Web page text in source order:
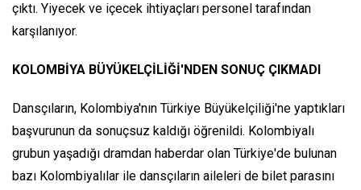
çıktı. Yiyecek ve içecek ihtiyaçları personel tarafından
karşılanıyor.
KOLOMBİYA BÜYÜKELÇİLİĞİ'NDEN SONUÇ ÇIKMADI
Dansçıların, Kolombiya'nın Türkiye Büyükelçiliği'ne yaptıkları
başvurunun da sonuçsuz kaldığı öğrenildi. Kolombiyalı
grubun yaşadığı dramdan haberdar olan Türkiye'de bulunan
bazı Kolombiyalılar ile dansçıların aileleri de bilet parasını